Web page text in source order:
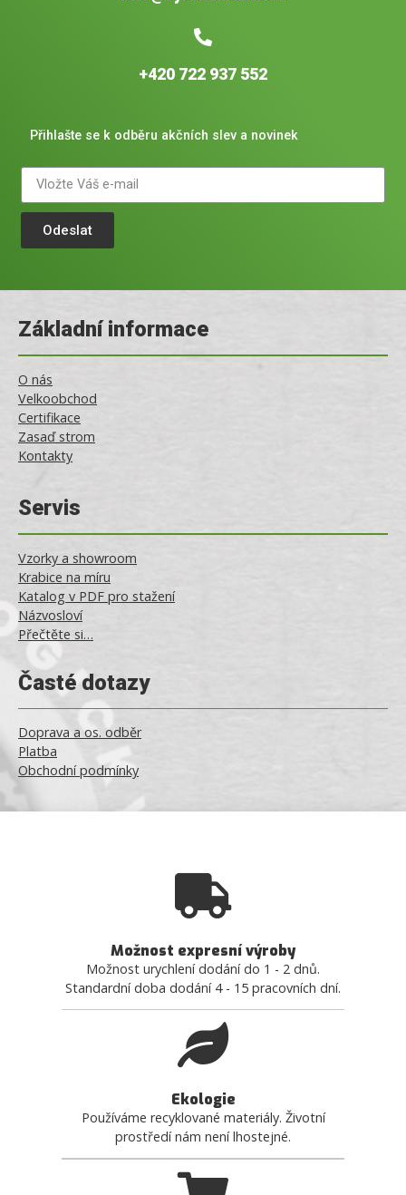
+420 722 937 552
Přihlašte se k odběru akčních slev a novinek
Odeslat
Základní informace
O nás
Velkoobchod
Certifikace
Zasaď strom
Kontakty
Servis
Vzorky a showroom
Krabice na míru
Katalog v PDF pro stažení
Názvosloví
Přečtěte si…
Časté dotazy
Doprava a os. odběr
Platba
Obchodní podmínky
Možnost expresní výroby
Možnost urychlení dodání do 1 - 2 dnů.
Standardní doba dodání 4 - 15 pracovních dní.
Ekologie
Používáme recyklované materiály. Životní
prostředí nám není lhostejné.